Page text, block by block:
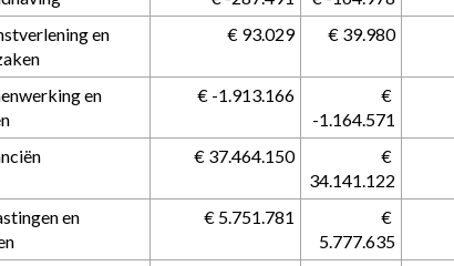
en
€ 93.029 € 39.980
en
€ -1.913.166
-1.164.571
€ 37.464.150
34.141.122
en
€ 5.751.781
5.777.635